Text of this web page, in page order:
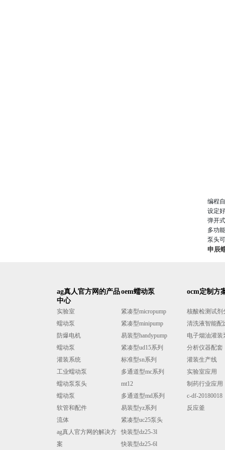
编程
设定
弹开
多功
泵头
申辰
ag真人官方网的产品
中心
oem蠕动泵 ocm定制方
实验室
蠕动泵
防爆电机
蠕动泵
灌装系统
工业蠕动泵
蠕动泵泵头
蠕动泵
软管和配件
流体
ag真人官方网的解决方
案
紧凑型micropump
紧凑型minipump
易装型handypump
紧凑型ud15系列
标准型sn系列
多通道型mc系列
mt12
多通道型md系列
易装型yz系列
紧凑型uc25泵头
快装型dz25-3l
快装型dz25-6l
核酸检测试剂
清洗液智能配
电子烟油灌装
分析仪器配套
灌装生产线
实验室应用
制药行业应用
c-df-20180018
反应釜